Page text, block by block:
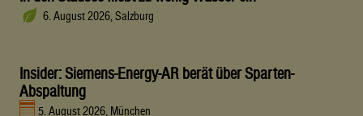
6. August 2026, Salzburg
Insider: Siemens-Energy-AR berät über Sparten-
Abspaltung
5. August 2026, München